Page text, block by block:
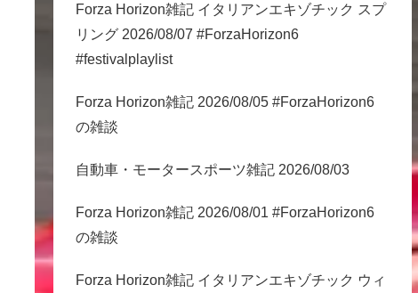
Forza Horizon雑記 イタリアンエキゾチック スプ
リング 2026/08/07 #ForzaHorizon6
#festivalplaylist
Forza Horizon雑記 2026/08/05 #ForzaHorizon6
の雑談
自動車・モータースポーツ雑記 2026/08/03
Forza Horizon雑記 2026/08/01 #ForzaHorizon6
の雑談
Forza Horizon雑記 イタリアンエキゾチック ウィ